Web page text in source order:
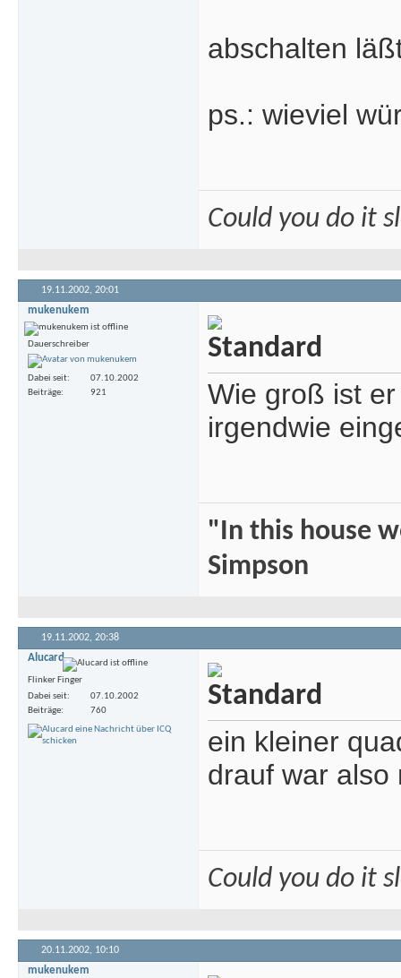
abschalten
ps.: wieviel
Could you do it
19.11.2002, 20:01
mukenukem
Dauerschreiber
Dabei seit
07.10.2002
Beiträge
921
Wie groß ist
irgendwie
"In this house
Simpson
19.11.2002, 20:38
Alucard
Flinker Finger
Dabei seit
07.10.2002
Beiträge
760
ein kleiner
drauf war also
Could you do it
20.11.2002, 10:10
mukenukem